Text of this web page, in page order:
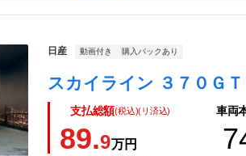
日産 動画付き 購入パックあり
支払総額(税込)(リ済込)
89.9万円
車両